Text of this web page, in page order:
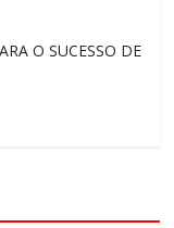
O SUCESSO DE